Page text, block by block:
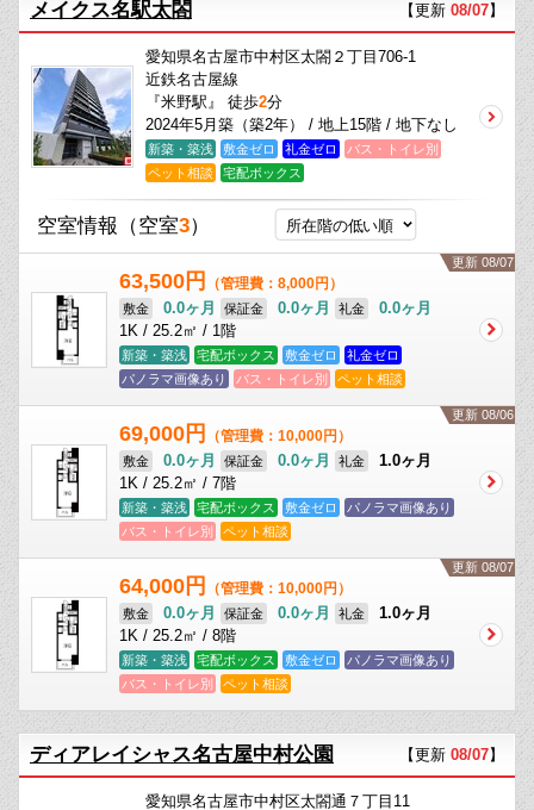
メイクス名駅太閤 【更新 08/07】
愛知県名古屋市中村区太閤２丁目706-1
近鉄名古屋線
『米野駅』 徒歩2分
2024年5月築（築2年） / 地上15階 / 地下なし
新築・築浅 敷金ゼロ 礼金ゼロ
バス・トイレ別
ペット相談
宅配ボックス
空室情報 （空室3）
更新 08/07
63,500円 （管理費：8,000円）
敷金 0.0ヶ月 保証金 0.0ヶ月 礼金
0.0ヶ月
1K / 25.2㎡ / 1階
新築・築浅 宅配ボックス 敷金ゼロ
礼金ゼロ
パノラマ画像あり
バス・トイレ別 ペット相談
更新 08/06
69,000円 （管理費：10,000円）
敷金 0.0ヶ月 保証金 0.0ヶ月 礼金
1.0ヶ月
1K / 25.2㎡ / 7階
新築・築浅 宅配ボックス 敷金ゼロ
パノラマ画像あり
バス・トイレ別
ペット相談
更新 08/07
64,000円 （管理費：10,000円）
敷金 0.0ヶ月 保証金 0.0ヶ月 礼金
1.0ヶ月
1K / 25.2㎡ / 8階
新築・築浅 宅配ボックス 敷金ゼロ
パノラマ画像あり
バス・トイレ別
ペット相談
ディアレイシャス名古屋中村公園 【更新 08/07】
愛知県名古屋市中村区太閤通７丁目11